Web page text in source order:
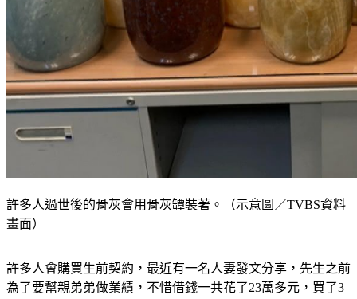
許多人過世後的骨灰會用骨灰罈裝著。（示意圖／TVBS資料
許多人會購買生前契約，最近有一名人妻發文分享，先生之前